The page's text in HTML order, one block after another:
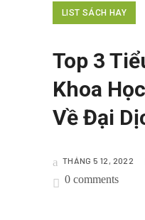
LIST SÁCH HAY
Top 3
Khoa
Về Đại
THÁNG 5 12, 2022
0 comments